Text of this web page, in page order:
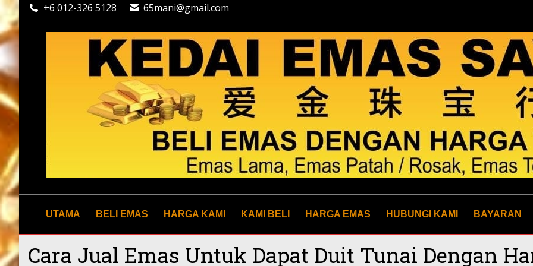
+6 012-326 5128 65mani@gmail.com
UTAMA BELI EMAS HARGA KAMI KAMI BELI HARGA EMAS HUBUNGI KAMI BAYARAN
Cara Jual Emas Untuk Dapat Duit Tunai Dengan